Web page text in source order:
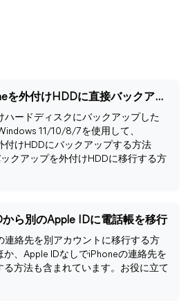
【Windows版】iPhoneを外付けHDDに直接バックアップする方法
ハードディスクにバックアップした
11/10/8/7を使用して、
付けHDDにバックアップする方法
クアップを外付けHDDに移行する方
ら別のApple IDに電話帳を移行
連絡先を別アカウントに移行する方
、Apple IDなしでiPhoneの連絡先を
方法も含まれています。お役に立て